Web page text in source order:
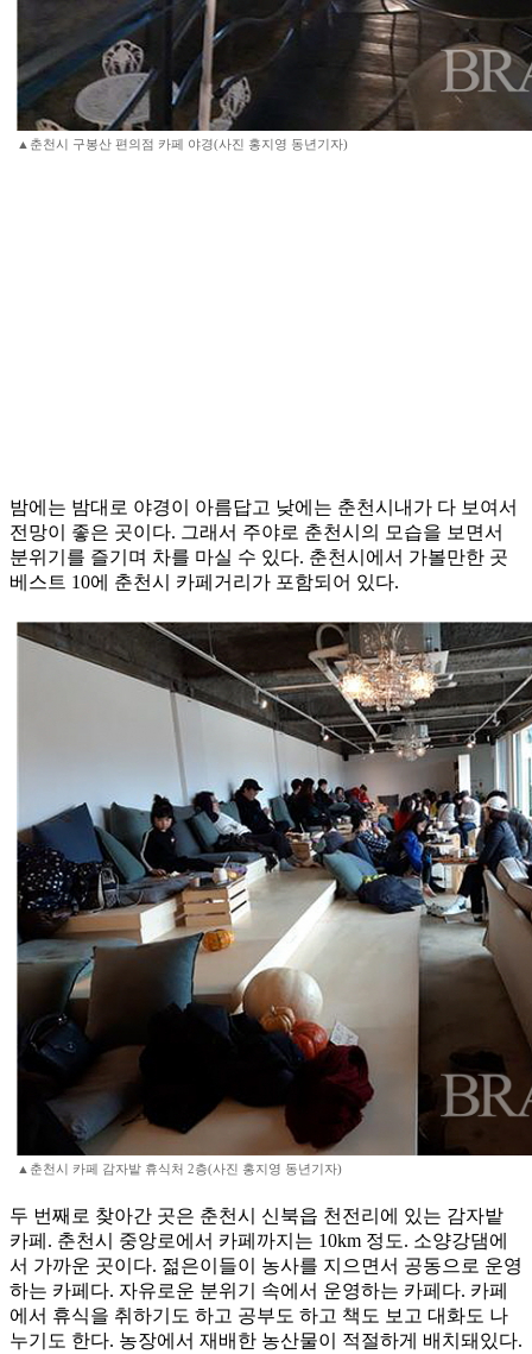
▲춘천시 구봉산 편의점 카페 야경(사진 홍지영 동년기자)
밤에는 밤대로 야경이 아름답고 낮에는 춘천시내가 다 보여서
전망이 좋은 곳이다. 그래서 주야로 춘천시의 모습을 보면서
분위기를 즐기며 차를 마실 수 있다. 춘천시에서 가볼만한 곳
베스트 10에 춘천시 카페거리가 포함되어 있다.
▲춘천시 카페 감자밭 휴식처 2층(사진 홍지영 동년기자)
두 번째로 찾아간 곳은 춘천시 신북읍 천전리에 있는 감자밭
카페. 춘천시 중앙로에서 카페까지는 10km 정도. 소양강댐에
서 가까운 곳이다. 젊은이들이 농사를 지으면서 공동으로 운영
하는 카페다. 자유로운 분위기 속에서 운영하는 카페다. 카페
에서 휴식을 취하기도 하고 공부도 하고 책도 보고 대화도 나
누기도 한다. 농장에서 재배한 농산물이 적절하게 배치돼있다.